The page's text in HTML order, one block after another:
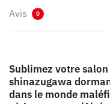
Avis 0
Sublimez votre
shinazugawa
dans le monde